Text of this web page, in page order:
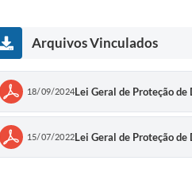
Arquivos Vinculados
18/09/2024Lei Geral de Proteção de
15/07/2022Lei Geral de Proteção